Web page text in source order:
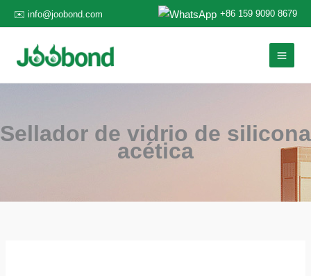
al
contenido
✉️ info@joobond.com +86 159 9090 8679
Sellador de vidrio de silicona
acética